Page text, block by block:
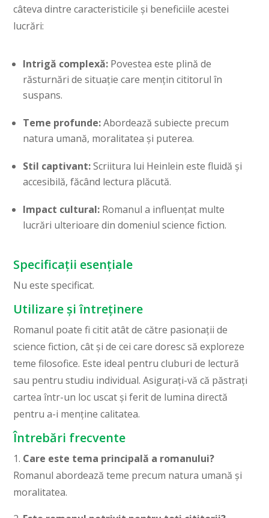
câteva dintre caracteristicile și beneficiile acestei
lucrări:
Intrigă complexă: Povestea este plină de
răsturnări de situație care mențin cititorul în
suspans.
Teme profunde:Abordează subiecte precum
natura umană, moralitatea și puterea.
Stil captivant:Scriitura lui Heinlein este fluidă și
accesibilă, făcând lectura plăcută.
Impact cultural: Romanul a influențat multe
lucrări ulterioare din domeniul science fiction.
Specificații esențiale
Nu este specificat.
Utilizare și întreținere
Romanul poate fi citit atât de către pasionații de
science fiction, cât și de cei care doresc să exploreze
teme filosofice. Este ideal pentru cluburi de lectură
sau pentru studiu individual. Asigurați-vă că păstrați
cartea într-un loc uscat și ferit de lumina directă
pentru a-i menține calitatea.
Întrebări frecvente
1. Care este tema principală a romanului?
Romanul abordează teme precum natura umană și
moralitatea.